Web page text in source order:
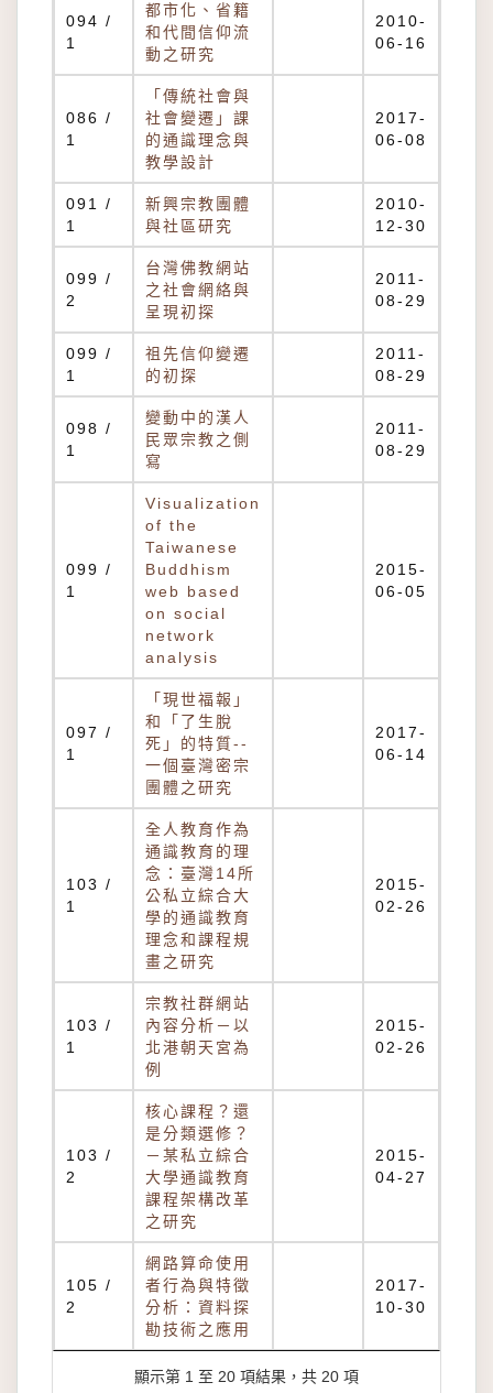
094 /
1
都市化、省籍
和代間信仰流
動之研究
2010-
06-16
086 /
1
「傳統社會與
社會變遷」課
的通識理念與
教學設計
2017-
06-08
091 /
1
新興宗教團體
與社區研究
2010-
12-30
099 /
2
台灣佛教網站
之社會網絡與
呈現初探
2011-
08-29
099 /
1
祖先信仰變遷
的初探
2011-
08-29
098 /
1
變動中的漢人
民眾宗教之側
寫
2011-
08-29
099 /
1
Visualization
of the
Taiwanese
Buddhism
web based
on social
network
analysis
2015-
06-05
097 /
1
「現世福報」
和「了生脫
死」的特質--
一個臺灣密宗
團體之研究
2017-
06-14
103 /
1
全人教育作為
通識教育的理
念：臺灣14所
公私立綜合大
學的通識教育
理念和課程規
畫之研究
2015-
02-26
103 /
1
宗教社群網站
內容分析－以
北港朝天宮為
例
2015-
02-26
103 /
2
核心課程？還
是分類選修？
－某私立綜合
大學通識教育
課程架構改革
之研究
2015-
04-27
105 /
2
網路算命使用
者行為與特徵
分析：資料探
勘技術之應用
2017-
10-30
顯示第 1 至 20 項結果，共 20 項